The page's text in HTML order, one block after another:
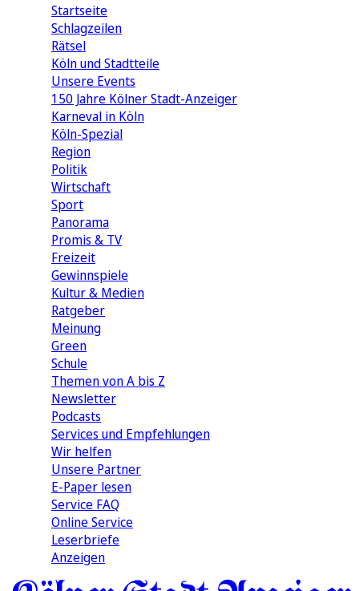
Startseite
Schlagzeilen
Rätsel
Köln und Stadtteile
Unsere Events
150 Jahre Kölner Stadt-Anzeiger
Karneval in Köln
Köln-Spezial
Region
Politik
Wirtschaft
Sport
Panorama
Promis & TV
Freizeit
Gewinnspiele
Kultur & Medien
Ratgeber
Meinung
Green
Schule
Themen von A bis Z
Newsletter
Podcasts
Services und Empfehlungen
Wir helfen
Unsere Partner
E-Paper lesen
Service FAQ
Online Service
Leserbriefe
Anzeigen